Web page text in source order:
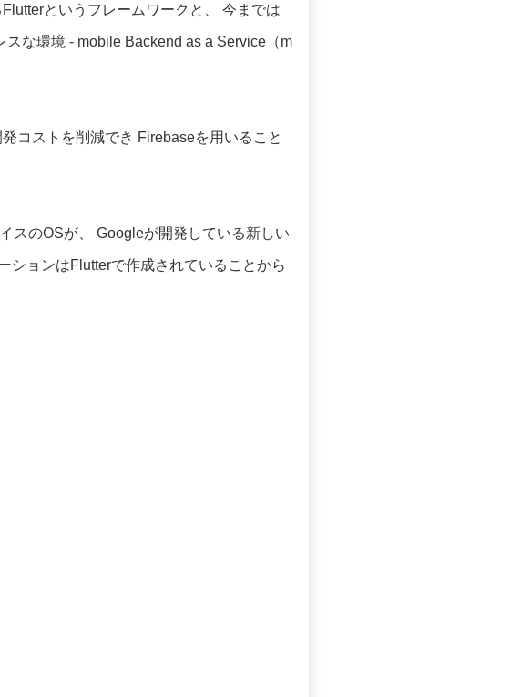
というフレームワークと、 今までは
な環境 - mobile Backend as a Service（m
コストを削減でき Firebaseを用いること
スのOSが、 Googleが開発している新しい
ションはFlutterで作成されていることから